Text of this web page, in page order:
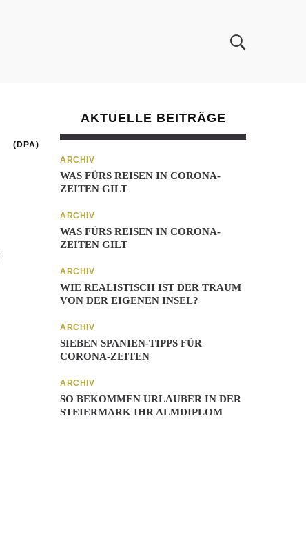
(DPA)
AKTUELLE BEITRÄGE
ARCHIV
WAS FÜRS REISEN IN CORONA-
ZEITEN GILT
ARCHIV
WAS FÜRS REISEN IN CORONA-
ZEITEN GILT
ARCHIV
WIE REALISTISCH IST DER TRAUM
VON DER EIGENEN INSEL?
ARCHIV
SIEBEN SPANIEN-TIPPS FÜR
CORONA-ZEITEN
ARCHIV
SO BEKOMMEN URLAUBER IN DER
STEIERMARK IHR ALMDIPLOM